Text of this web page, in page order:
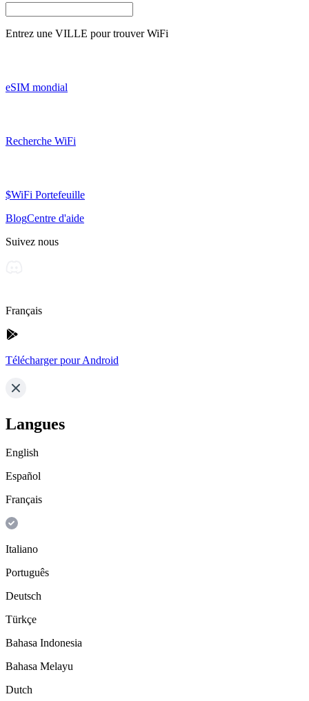
Entrez une VILLE pour trouver WiFi
eSIM mondial
Recherche WiFi
$WiFi Portefeuille
BlogCentre d'aide
Suivez nous
Français
Télécharger pour Android
Langues
English
Español
Français
Italiano
Português
Deutsch
Türkçe
Bahasa Indonesia
Bahasa Melayu
Dutch